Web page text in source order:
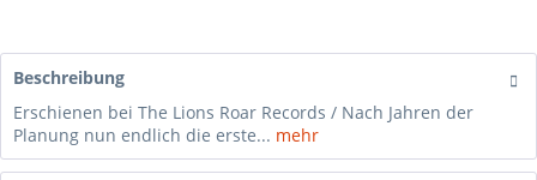
Beschreibung
Erschienen bei The Lions Roar Records / Nach Jahren der
Planung nun endlich die erste... mehr